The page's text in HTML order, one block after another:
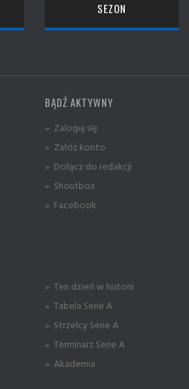
SEZON
BĄDŹ AKTYWNY
» Zaloguj się
» Załóż konto
» Dołącz do redakcji
» Shoutbox
» Facebook
» Ten dzień w historii
» Tabela Serie A
» Strzelcy Serie A
» Terminarz Serie A
» Akademia